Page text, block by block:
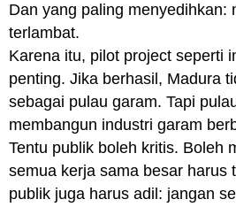
Dan yang paling menyedihkan:
terlambat.
Karena itu, pilot project seperti
penting. Jika berhasil, Madura
sebagai pulau garam. Tapi
membangun industri garam
Tentu publik boleh kritis. Boleh
semua kerja sama besar harus
publik juga harus adil: jangan